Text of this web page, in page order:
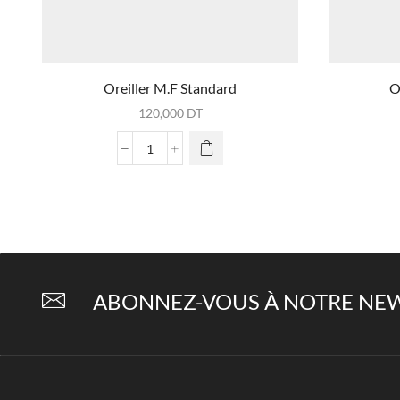
Oreiller M.F Standard
120,000 DT
quantité
ABONNEZ-VOUS À NOTRE